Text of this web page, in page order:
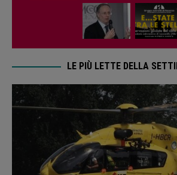
LE PIÙ LETTE DELLA